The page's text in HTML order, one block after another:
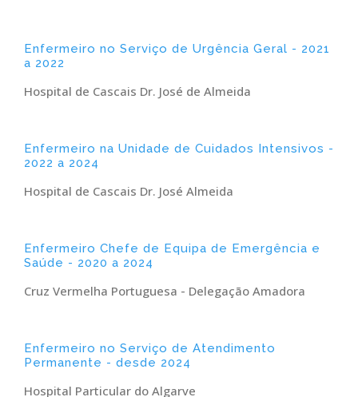
Enfermeiro no Serviço de Urgência Geral - 2021
a 2022
Hospital de Cascais Dr. José de Almeida
Enfermeiro na Unidade de Cuidados Intensivos -
2022 a 2024
Hospital de Cascais Dr. José Almeida
Enfermeiro Chefe de Equipa de Emergência e
Saúde - 2020 a 2024
Cruz Vermelha Portuguesa - Delegação Amadora
Enfermeiro no Serviço de Atendimento
Permanente - desde 2024
Hospital Particular do Algarve